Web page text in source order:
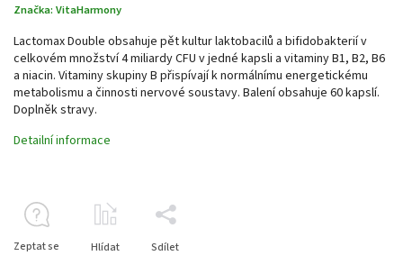
Značka: VitaHarmony
Lactomax Double obsahuje pět kultur laktobacilů a bifidobakterií v
celkovém množství 4 miliardy CFU v jedné kapsli a vitaminy B1, B2, B6
a niacin. Vitaminy skupiny B přispívají k normálnímu energetickému
metabolismu a činnosti nervové soustavy. Balení obsahuje 60 kapslí.
Doplněk stravy.
Detailní informace
Zeptat se Hlídat Sdílet